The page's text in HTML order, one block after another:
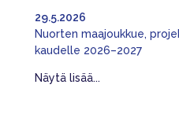
Nuorten maajoukkue,
kaudelle 2026–2027
29.5.2026
Näytä lisää...